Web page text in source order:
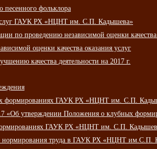
песенного фольклора
услуг ГАУК РХ «НЦНТ им. С.П. Кадышева»
по проведению независимой оценки
оценки качества оказания услуг
качества деятельности на 2017 г.
формированиях ГАУК РХ «НЦНТ им. С.П.
«Об утверждении Положения о клубных
ГАУК РХ «НЦНТ им. С.П.
нормирования труда в ГАУК РХ «НЦНТ им.С.П.